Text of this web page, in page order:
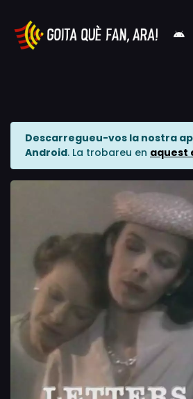
Descarregueu-vos la nostra
Android. La trobareu en aquest